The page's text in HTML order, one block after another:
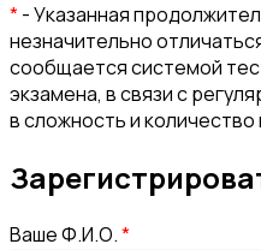
*- Указанная
незначительно
сообщается системой
экзамена, в связи с
в сложность и
Ваше Ф.И.О.*